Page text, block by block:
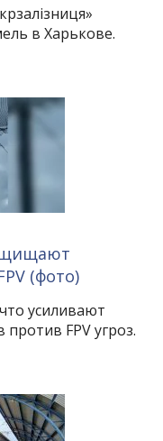
в Харькове.
(фото)
усиливают
FPV угроз.